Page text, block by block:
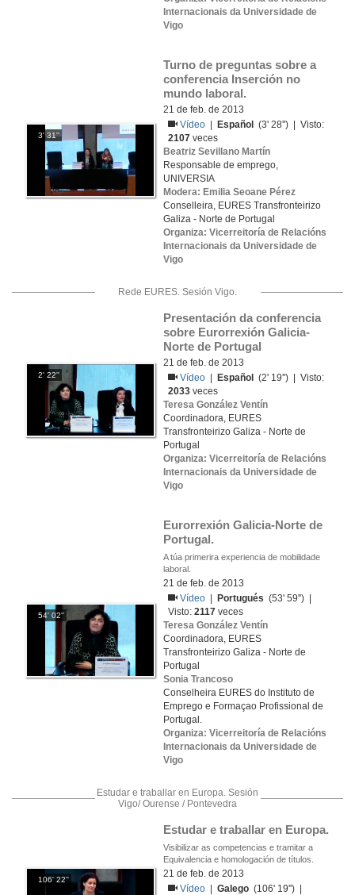
Internacionais da Universidade de
Vigo
3' 31''
Turno de preguntas sobre a
conferencia Inserción no
mundo laboral.
21 de feb. de 2013
Vídeo
Español
(3' 28'') | Visto:
2107 veces
Beatriz Sevillano Martín
Responsable de emprego,
UNIVERSIA
Modera: Emilia Seoane Pérez
Conselleira, EURES Transfronteirizo
Galiza - Norte de Portugal
Organiza: Vicerreitoría de Relacións
Internacionais da Universidade de
Vigo
Rede EURES. Sesión Vigo.
2' 22''
Presentación da conferencia
sobre Eurorrexión Galicia-
Norte de Portugal
21 de feb. de 2013
Vídeo
Español
(2' 19'') | Visto:
2033 veces
Teresa González Ventín
Coordinadora, EURES
Transfronteirizo Galiza - Norte de
Portugal
Organiza: Vicerreitoría de Relacións
Internacionais da Universidade de
Vigo
54' 02''
Eurorrexión Galicia-Norte de
Portugal.
A túa primerira experiencia de mobilidade
laboral.
21 de feb. de 2013
Vídeo
Portugués (53' 59'') |
Visto:2117 veces
Teresa González Ventín
Coordinadora, EURES
Transfronteirizo Galiza - Norte de
Portugal
Sonia Trancoso
Conselheira EURES do Instituto de
Emprego e Formaçao Profissional de
Portugal.
Organiza: Vicerreitoría de Relacións
Internacionais da Universidade de
Vigo
Estudar e traballar en Europa. Sesión
Vigo/ Ourense / Pontevedra
106' 22''
Estudar e traballar en Europa.
Visibilizar as competencias e tramitar a
Equivalencia e homologación de títulos.
21 de feb. de 2013
Vídeo
|Galego (106' 19'') |